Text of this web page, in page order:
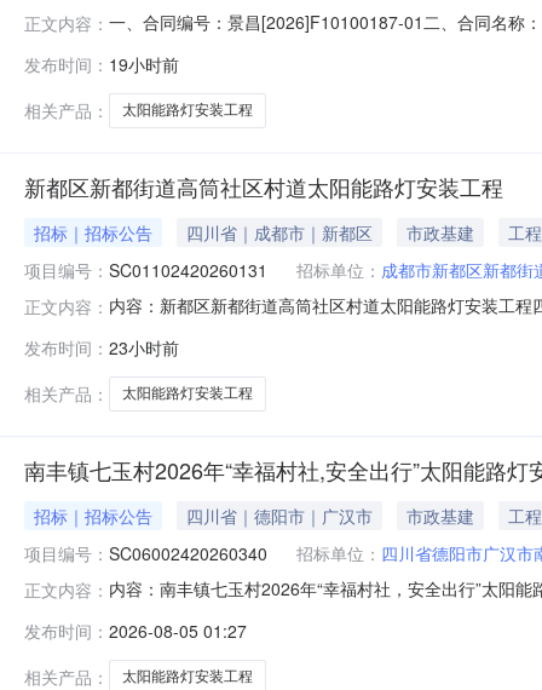
正文内容： 一、合同编号：景昌[2026]F10100187-01二、合同名称
18079803608供应商（乙方）：江西天坤建筑工程有限
江
发布时间： 19小时前
相关产品：
太阳能路灯安装工程
新都区新都街道高筒社区村道太阳能路灯安装工程
招标｜招标公告 四川省｜成都市｜新都区 市政基建
工程
项目编号： SC01102420260131 招标单位： 成都市新都区新都街
正文内容： 内容：新都区新都街道高筒社区村道太阳能路灯安装工
07008二、采购项目概况：1.采购项目名称：新都区新都
四川科达创兴建
发布时间： 23小时前
相关产品：
太阳能路灯安装工程
南丰镇七玉村2026年“幸福村社,安全出行”太阳能路灯
招标｜招标公告 四川省｜德阳市｜广汉市 市政基建
工程
项目编号： SC06002420260340 招标单位： 四川省德阳市广汉市
正文内容： 内容：南丰镇七玉村2026年“幸福村社，安全出行”太阳
求的供应商参加本项目的竞争性磋商。一、采购项目基
采
发布时间： 2026-08-05 01:27
相关产品：
太阳能路灯安装工程